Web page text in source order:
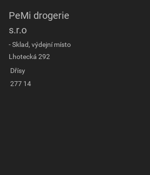
PeMi drogerie
s.r.o
- Sklad, výdejní místo
Lhotecká 292
Dřísy
277 14